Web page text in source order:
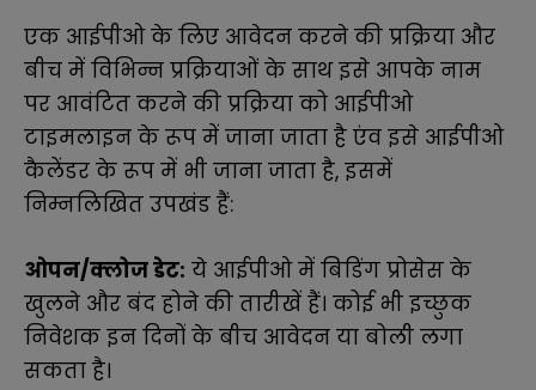
एक आईपीओ के लिए आवेदन करने की प्रक्रिया और
बीच में विभिन्न प्रक्रियाओं के साथ इसे आपके नाम
पर आवंटित करने की प्रक्रिया को आईपीओ
टाइमलाइन के रूप में जाना जाता है एंव इसे आईपीओ
कैलेंडर के रूप में भी जाना जाता है, इसमें
निम्नलिखित उपखंड हैं:
ओपन/क्लोज डेट: ये आईपीओ में बिडिंग प्रोसेस के
खुलने और बंद होने की तारीखें हैं। कोई भी इच्छुक
निवेशक इन दिनों के बीच आवेदन या बोली लगा
सकता है।